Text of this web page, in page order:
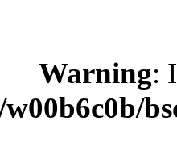
Warning: